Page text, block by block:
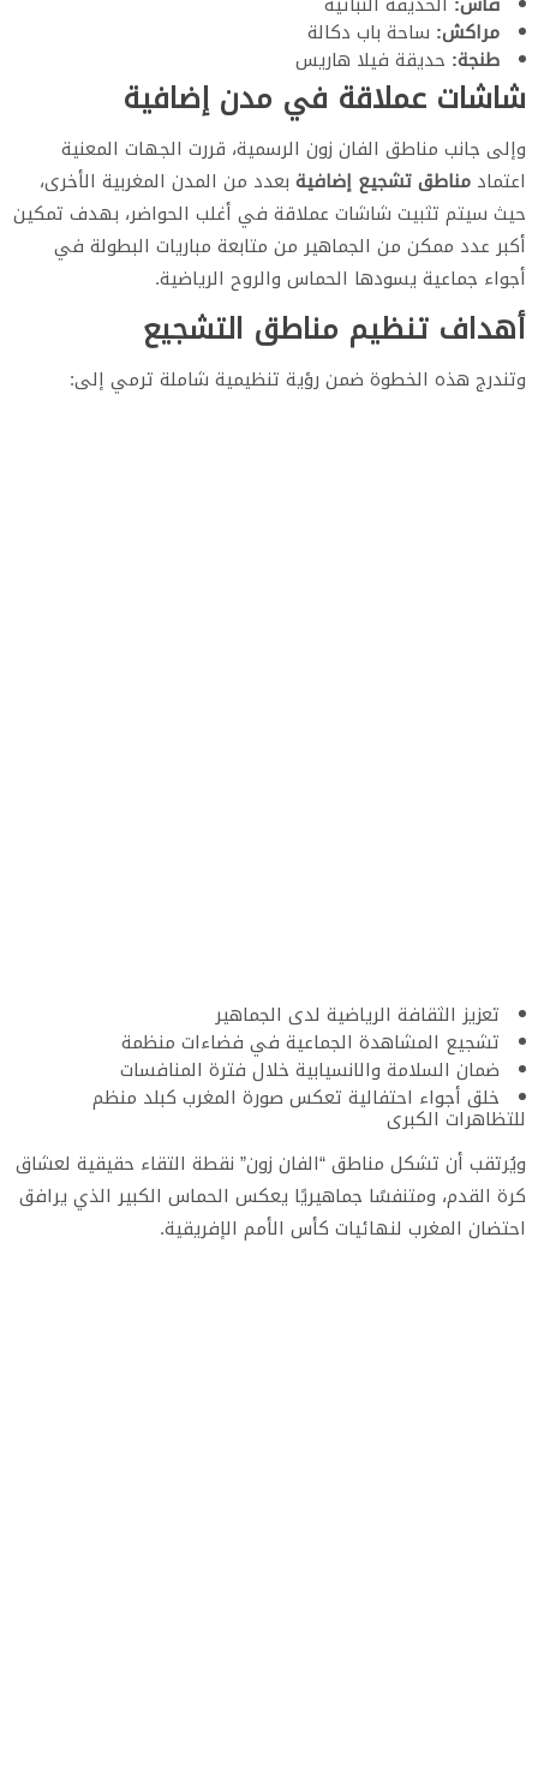
مراكش: ساحة باب دكالة
طنجة: حديقة فيلا هاريس
شاشات عملاقة في مدن إضافية
وإلى جانب مناطق الفان زون الرسمية، قررت الجهات المعنية
اعتماد مناطق تشجيع إضافية بعدد من المدن المغربية الأخرى،
حيث سيتم تثبيت شاشات عملاقة في أغلب الحواضر، بهدف تمكين
أكبر عدد ممكن من الجماهير من متابعة مباريات البطولة في
أجواء جماعية يسودها الحماس والروح الرياضية.
أهداف تنظيم مناطق التشجيع
وتندرج هذه الخطوة ضمن رؤية تنظيمية شاملة ترمي إلى:
تعزيز الثقافة الرياضية لدى الجماهير
تشجيع المشاهدة الجماعية في فضاءات منظمة
ضمان السلامة والانسيابية خلال فترة المنافسات
خلق أجواء احتفالية تعكس صورة المغرب كبلد منظم
للتظاهرات الكبرى
ويُرتقب أن تشكل مناطق “الفان زون” نقطة التقاء حقيقية لعشاق
كرة القدم، ومتنفسًا جماهيريًا يعكس الحماس الكبير الذي يرافق
احتضان المغرب لنهائيات كأس الأمم الإفريقية.